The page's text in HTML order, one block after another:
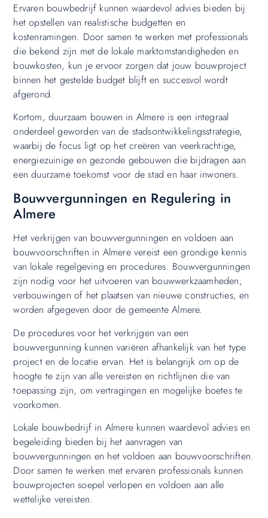
Ervaren bouwbedrijf kunnen waardevol advies bieden bij
het opstellen van realistische budgetten en
kostenramingen. Door samen te werken met professionals
die bekend zijn met de lokale marktomstandigheden en
bouwkosten, kun je ervoor zorgen dat jouw bouwproject
binnen het gestelde budget blijft en succesvol wordt
afgerond.
Kortom, duurzaam bouwen in Almere is een integraal
onderdeel geworden van de stadsontwikkelingsstrategie,
waarbij de focus ligt op het creëren van veerkrachtige,
energiezuinige en gezonde gebouwen die bijdragen aan
een duurzame toekomst voor de stad en haar inwoners.
Bouwvergunningen en Regulering in
Almere
Het verkrijgen van bouwvergunningen en voldoen aan
bouwvoorschriften in Almere vereist een grondige kennis
van lokale regelgeving en procedures. Bouwvergunningen
zijn nodig voor het uitvoeren van bouwwerkzaamheden,
verbouwingen of het plaatsen van nieuwe constructies, en
worden afgegeven door de gemeente Almere.
De procedures voor het verkrijgen van een
bouwvergunning kunnen variëren afhankelijk van het type
project en de locatie ervan. Het is belangrijk om op de
hoogte te zijn van alle vereisten en richtlijnen die van
toepassing zijn, om vertragingen en mogelijke boetes te
voorkomen.
Lokale bouwbedrijf in Almere kunnen waardevol advies en
begeleiding bieden bij het aanvragen van
bouwvergunningen en het voldoen aan bouwvoorschriften.
Door samen te werken met ervaren professionals kunnen
bouwprojecten soepel verlopen en voldoen aan alle
wettelijke vereisten.